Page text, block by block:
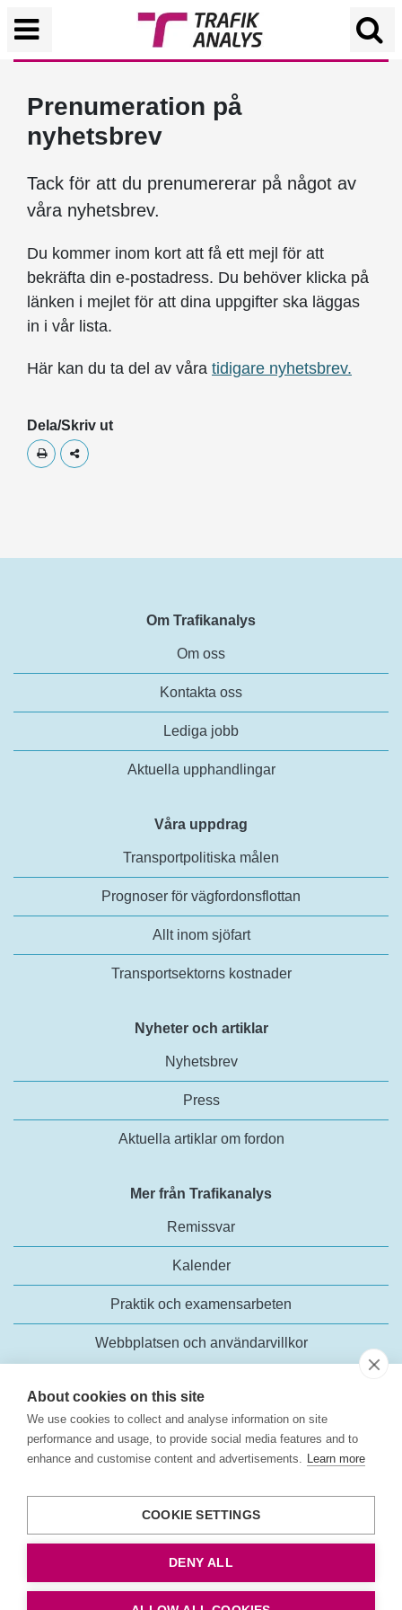
About cookies on this site
We use cookies to collect and analyse information on site
performance and usage, to provide social media features and to
enhance and customise content and advertisements. Learn more
COOKIE SETTINGS
DENY ALL
Prenumeration på
nyhetsbrev
Tack för att du prenumererar på något av
våra nyhetsbrev.
Du kommer inom kort att få ett mejl för att
bekräfta din e-postadress. Du behöver klicka på
länken i mejlet för att dina uppgifter ska läggas
in i vår lista.
Här kan du ta del av våra tidigare nyhetsbrev.
Dela/Skriv ut
Skriv utDela
Om Trafikanalys
Om oss
Kontakta oss
Lediga jobb
Aktuella upphandlingar
Våra uppdrag
Transportpolitiska målen
Prognoser för vägfordonsflottan
Allt inom sjöfart
Transportsektorns kostnader
Nyheter och artiklar
Nyhetsbrev
Press
Aktuella artiklar om fordon
Mer från Trafikanalys
Remissvar
Kalender
Praktik och examensarbeten
Webbplatsen och användarvillkor
Rosenlundsgatan 54
118 63 Stockholm
+46 (0)10-414 42 00